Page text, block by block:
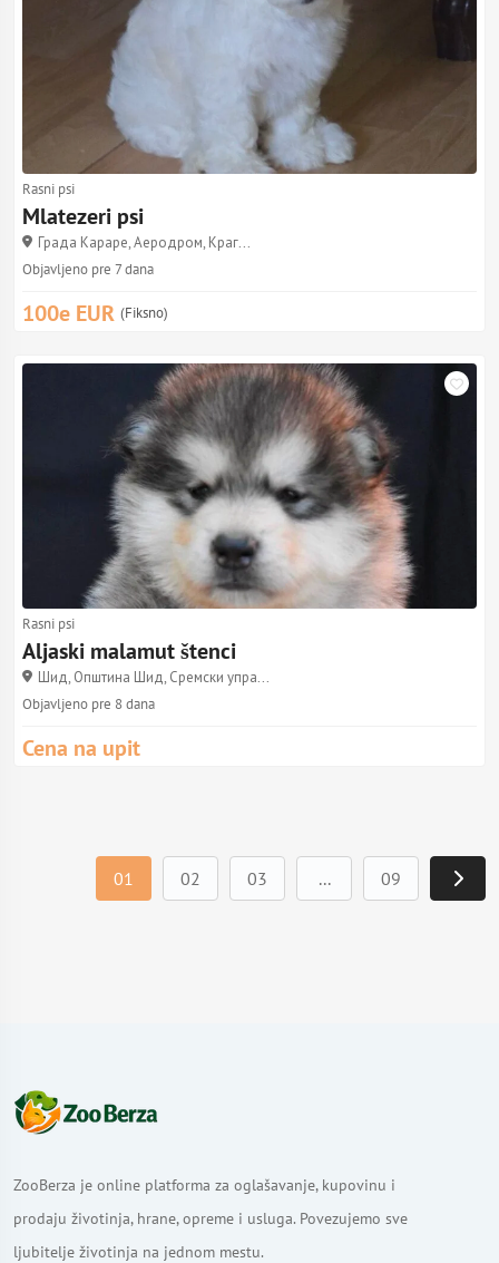
Rasni psi
Mlatezeri psi
Града Караре, Аеродром, Краг...
Objavljeno pre 7 dana
100e EUR (Fiksno)
Rasni psi
Aljaski malamut štenci
Шид, Општина Шид, Сремски упра...
Objavljeno pre 8 dana
Cena na upit
01 02 03 ... 09
ZooBerza je online platforma za oglašavanje, kupovinu i
prodaju životinja, hrane, opreme i usluga. Povezujemo sve
ljubitelje životinja na jednom mestu.